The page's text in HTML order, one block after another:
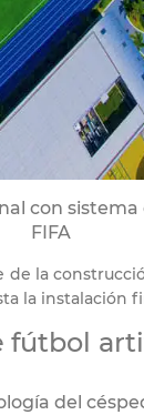
con
FIFA
de la
la instalación
fútbol
del